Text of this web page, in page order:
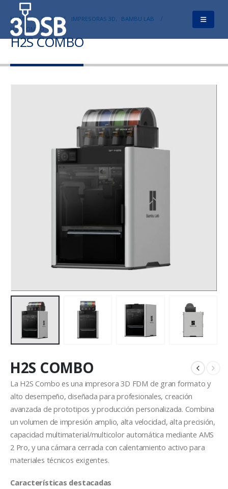
HOME SHOP IMPRESORAS 3D
BAMBU LAB
H2S COMBO
H2S COMBO
H2S COMBO
La H2S Combo es una impresora 3D FDM de gran formato y
alto desempeño, diseñada para profesionales, creación
avanzada de prototipos y producción personalizada. Combina
un volumen de impresión amplio, alta velocidad, alta precisión,
capacidad multimaterial/multicolor automática mediante AMS
2 Pro, y una cámara cerrada con calentamiento activo para
materiales técnicos exigentes.
Características destacadas